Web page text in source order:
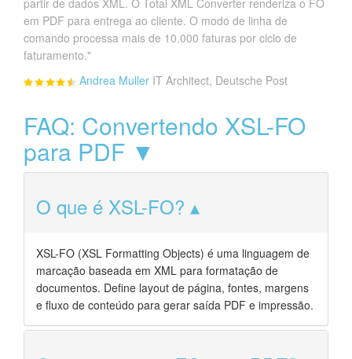
em PDF para entrega ao cliente. O modo de linha de
comando processa mais de 10.000 faturas por ciclo de
faturamento."
Andrea Muller IT Architect, Deutsche Post
FAQ: Convertendo XSL-FO
para PDF ▼
O que é XSL-FO?
XSL-FO (XSL Formatting Objects) é uma linguagem de
marcação baseada em XML para formatação de
documentos. Define layout de página, fontes, margens
e fluxo de conteúdo para gerar saída PDF e impressão.